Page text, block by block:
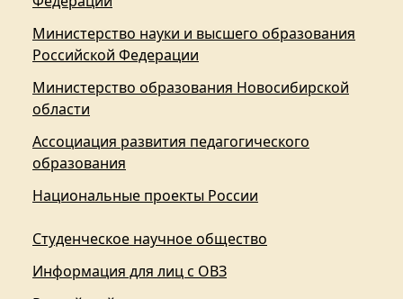
Министерство науки и высшего образования
Российской Федерации
Министерство образования Новосибирской
области
Ассоциация развития педагогического
образования
Национальные проекты России
Студенческое научное общество
Информация для лиц с ОВЗ